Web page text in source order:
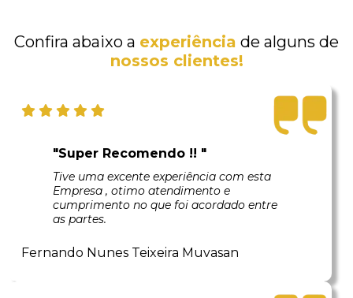
Confira abaixo a experiência de alguns de
nossos clientes!
"Super Recomendo !! "
Tive uma excente experiência com esta
Empresa , otimo atendimento e
cumprimento no que foi acordado entre
as partes.
Fernando Nunes Teixeira Muvasan